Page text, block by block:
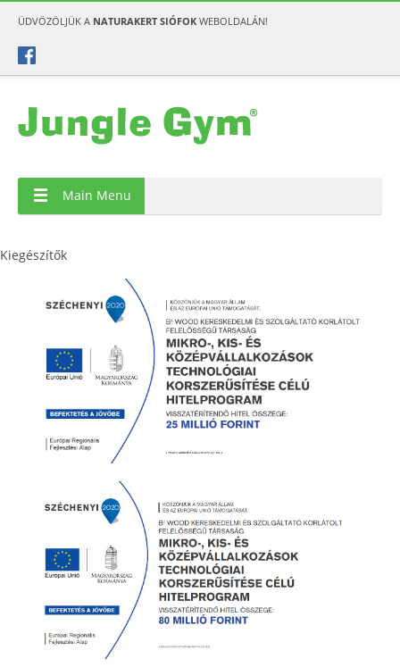
ÜDVÖZÖLJÜK A NATURAKERT SIÓFOK WEBOLDALÁN!
Main Menu
Kiegészítők